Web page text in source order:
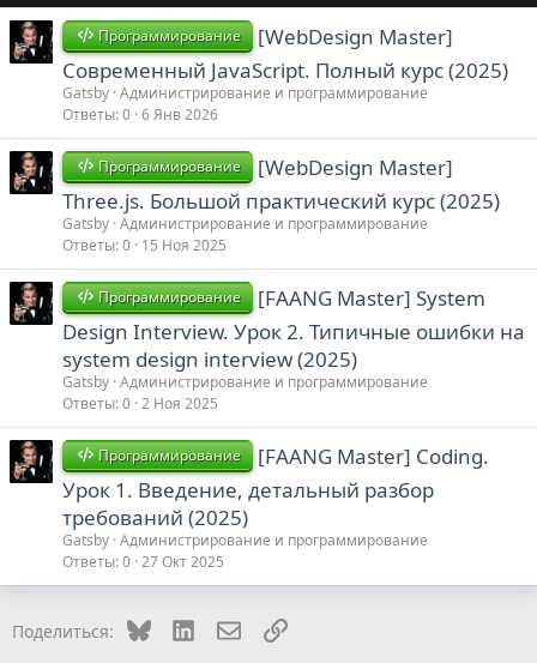
Программирование
[WebDesign Master]
Современный JavaScript. Полный курс (2025)
Gatsby Администрирование и программирование
Ответы 0 6 Янв 2026
Программирование
[WebDesign Master]
Three.js. Большой практический курс (2025)
Gatsby Администрирование и программирование
Ответы 0 15 Ноя 2025
Программирование
[FAANG Master] System
Design Interview. Урок 2. Типичные ошибки на
system design interview (2025)
Gatsby Администрирование и программирование
Ответы 0 2 Ноя 2025
Программирование
[FAANG Master] Coding.
Урок 1. Введение, детальный разбор
требований (2025)
Gatsby Администрирование и программирование
Ответы 0 27 Окт 2025
Поделиться: Bluesky LinkedInЭлектронная почта
Ссылка